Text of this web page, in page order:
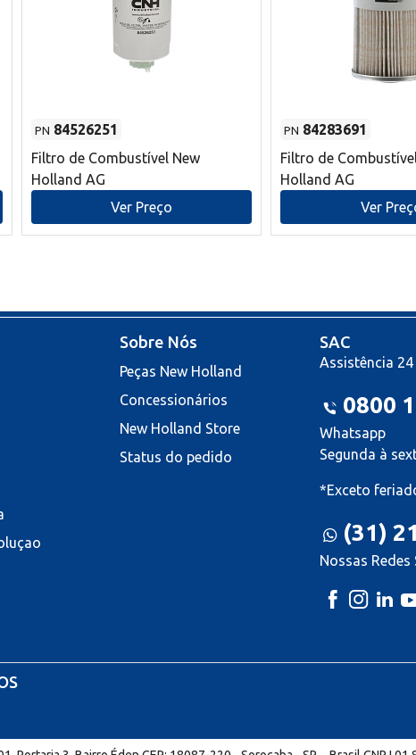
PN 84526251
Filtro de Combustível New
Holland AG
Ver Preço
PN 84283691
Filtro de
Holland AG
Ver
Sobre Nós
Peças New Holland
Concessionários
New Holland Store
Status do pedido
SAC
Assistência
0800
Whatsapp
Segunda à
*Exceto
(31)
Nossas Redes